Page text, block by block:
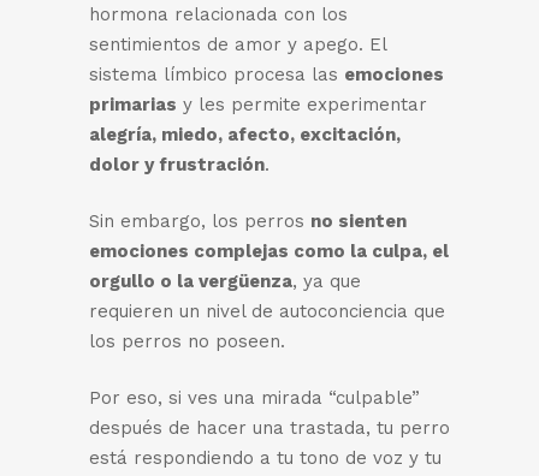
hormona relacionada con los
sentimientos de amor y apego. El
sistema límbico procesa las emociones
primarias y les permite experimentar
alegría, miedo, afecto, excitación,
dolor y frustración.
Sin embargo, los perros no sienten
emociones complejas como la culpa, el
orgullo o la vergüenza, ya que
requieren un nivel de autoconciencia que
los perros no poseen.
Por eso, si ves una mirada “culpable”
después de hacer una trastada, tu perro
está respondiendo a tu tono de voz y tu